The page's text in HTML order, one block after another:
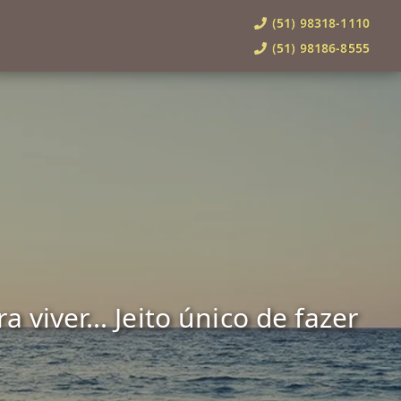
(51) 98318-1110
(51) 98186-8555
viver... Jeito único de fazer